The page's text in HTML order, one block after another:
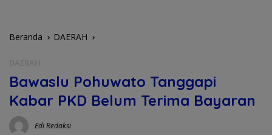
Beranda DAERAH
Bawaslu Pohuwato Tanggapi
Kabar PKD Belum Terima Bayaran
Edi Redaksi